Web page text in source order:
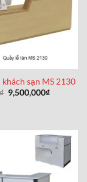
sạn MS 2130
Giá
gốc
9,500,000₫Giá